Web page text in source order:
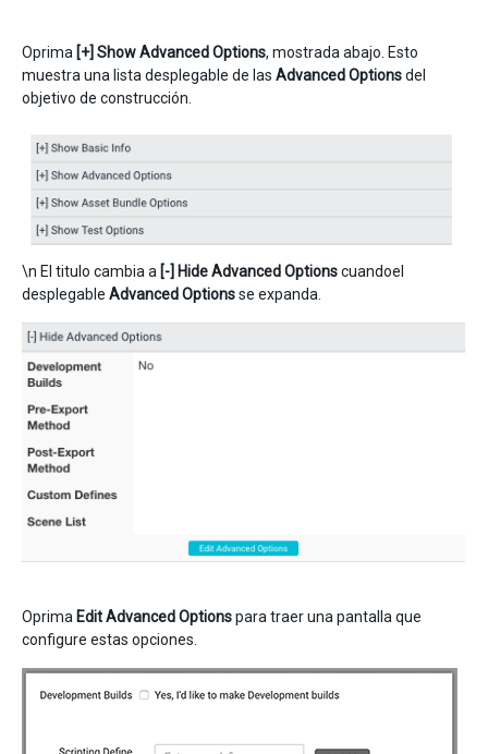
Oprima [+] Show Advanced Options, mostrada abajo. Esto
muestra una lista desplegable de las Advanced Optionsdel
objetivo de construcción.
\n El titulo cambia a [-] Hide Advanced Optionscuandoel
desplegable Advanced Optionsse expanda.
Oprima Edit Advanced Optionspara traer una pantalla que
configure estas opciones.